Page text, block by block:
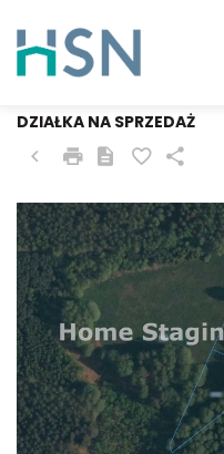
NOWE
DZIAŁKA NA SPRZEDAŻ